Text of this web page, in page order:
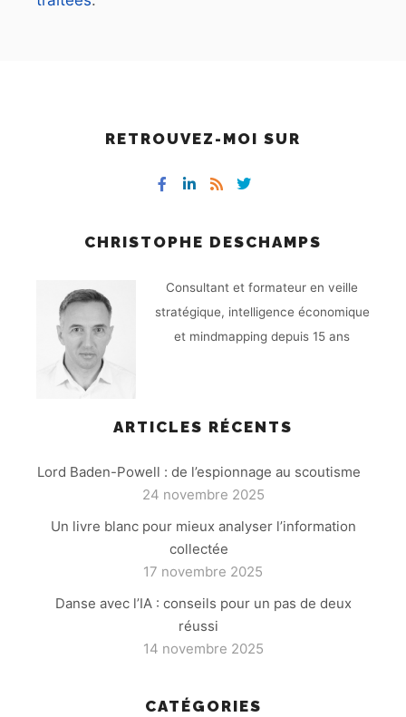
RETROUVEZ-MOI SUR
CHRISTOPHE DESCHAMPS
Consultant et formateur en veille
stratégique, intelligence économique
et mindmapping depuis 15 ans
ARTICLES RÉCENTS
Lord Baden-Powell : de l’espionnage au scoutisme
24 novembre 2025
Un livre blanc pour mieux analyser l’information
collectée
17 novembre 2025
Danse avec l’IA : conseils pour un pas de deux
réussi
14 novembre 2025
CATÉGORIES